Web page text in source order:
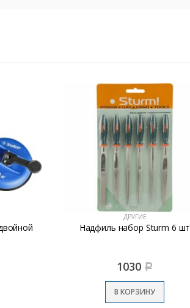
ДРУГИЕ
Надфиль набор Sturm 6 шт
1030 Р
В КОРЗИНУ